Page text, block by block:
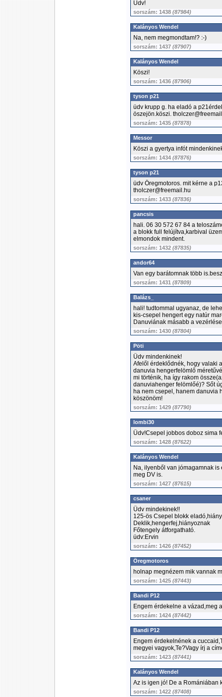
Üdv!
sorszám: 1438 (87984)
Kalányos Wendel
Na, nem megmondtam!? :-)
sorszám: 1437 (87907)
Kalányos Wendel
Köszi!
sorszám: 1436 (87906)
tyson p21
üdv krupp g. ha eladó a
öszejön.köszi.
sorszám: 1435 (87878)
Messor
Köszi a gyertya infót
sorszám: 1434 (87876)
tyson p21
üdv Öregmotoros. mit kérne a
tholczer@freemail.hu
sorszám: 1433 (87836)
pancsis
hali. 06 30 572 67 84 a
a blokk full felújítva,karbival
elmondok mindent.
sorszám: 1432 (87835)
andor64
Van egy barátomnak több
sorszám: 1431 (87809)
Balázs_
hali! tudtommal ugyanaz, de
kis-csepel hengert egy natúr
Danuviának másabb a
sorszám: 1430 (87804)
Pöti
Üdv mindenkinek!
Afelől érdeklődnék, hogy valaki
danuvia hengerfelömlő
mi történik, ha így rakom
danuviahenger felömlőé)? Sőt
ha nem csepel, hanem danuvia
köszönöm!
sorszám: 1429 (87790)
lombi30
Üdv!Csepel jobbos doboz sima
sorszám: 1428 (87622)
Kalányos Wendel
Na, ilyenből van jómagamnak
meg DV is.
sorszám: 1427 (87615)
csaner
Üdv mindekinek!!
125-ös Csepel blokk
Deklik,hengerfej,hiányoznak
Főtengely átforgatható.
üdv:Ervin
sorszám: 1426 (87452)
Öregmotoros
holnap megnézem mik vannak
sorszám: 1425 (87443)
Bandi P12
Engem érdekelne a vázad,meg
sorszám: 1424 (87442)
Bandi P12
Engem érdekelnének a
megyei vagyok,Te?Vagy írj a
sorszám: 1423 (87441)
Kalányos Wendel
Az is igen jó! De a Romániában
sorszám: 1422 (87408)